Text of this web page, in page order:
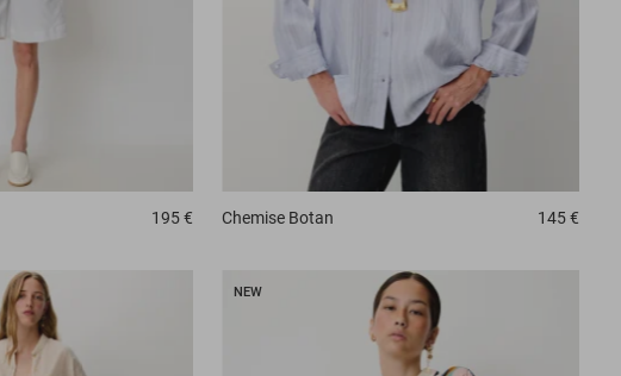
195 € Chemise Botan 145 €
NEW